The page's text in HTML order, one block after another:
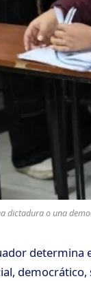
dictadura o una
determina